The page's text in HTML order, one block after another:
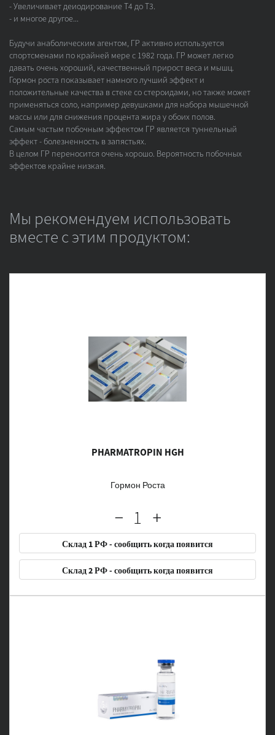
- Увеличивает деиодирование Т4 до Т3.
- и многое другое...
Будучи анаболическим агентом, ГР активно используется
спортсменами по крайней мере с 1982 года. ГР может легко
давать очень хороший, качественный прирост веса и мышц.
Гормон роста показывает намного лучший эффект и
положительные качества в стеке со стероидами, но также может
применяться соло, например девушками для набора мышечной
массы или для снижения процента жира у обоих полов.
Самым частым побочным эффектом ГР является туннельный
эффект - болезненность в запястьях.
В целом ГР переносится очень хорошо. Вероятность побочных
эффектов крайне низкая.
Мы рекомендуем использовать
вместе с этим продуктом:
PHARMATROPIN HGH
Гормон Роста
Склад 1 РФ - сообщить когда появится
Склад 2 РФ - сообщить когда появится